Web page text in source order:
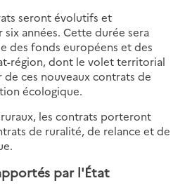
seront évolutifs et
années. Cette durée sera
des fonds européens et des
région, dont le volet territorial
ces nouveaux contrats de
écologique.
les contrats porteront
de ruralité, de relance et de
par l'État